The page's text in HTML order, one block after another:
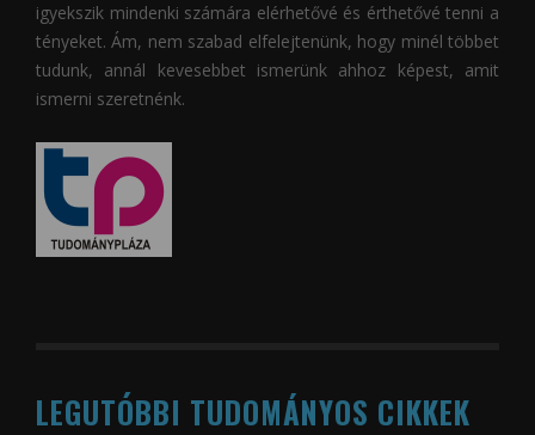
igyekszik mindenki számára elérhetővé és érthetővé tenni a
tényeket. Ám, nem szabad elfelejtenünk, hogy minél többet
tudunk, annál kevesebbet ismerünk ahhoz képest, amit
ismerni szeretnénk.
LEGUTÓBBI TUDOMÁNYOS CIKKEK